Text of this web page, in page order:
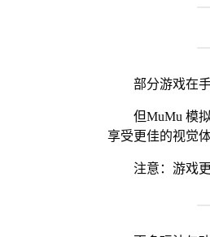
部分游戏在
但MuMu 模
享受更佳的视觉体
注意：游戏